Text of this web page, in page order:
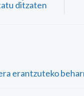
ditzaten
erantzuteko